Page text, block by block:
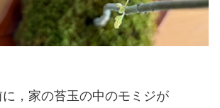
，家の苔玉の中のモミジが